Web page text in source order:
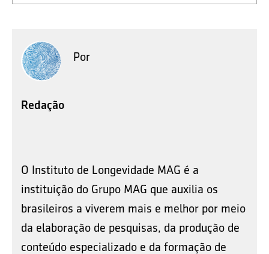
Por
Redação
O Instituto de Longevidade MAG é a
instituição do Grupo MAG que auxilia os
brasileiros a viverem mais e melhor por meio
da elaboração de pesquisas, da produção de
conteúdo especializado e da formação de